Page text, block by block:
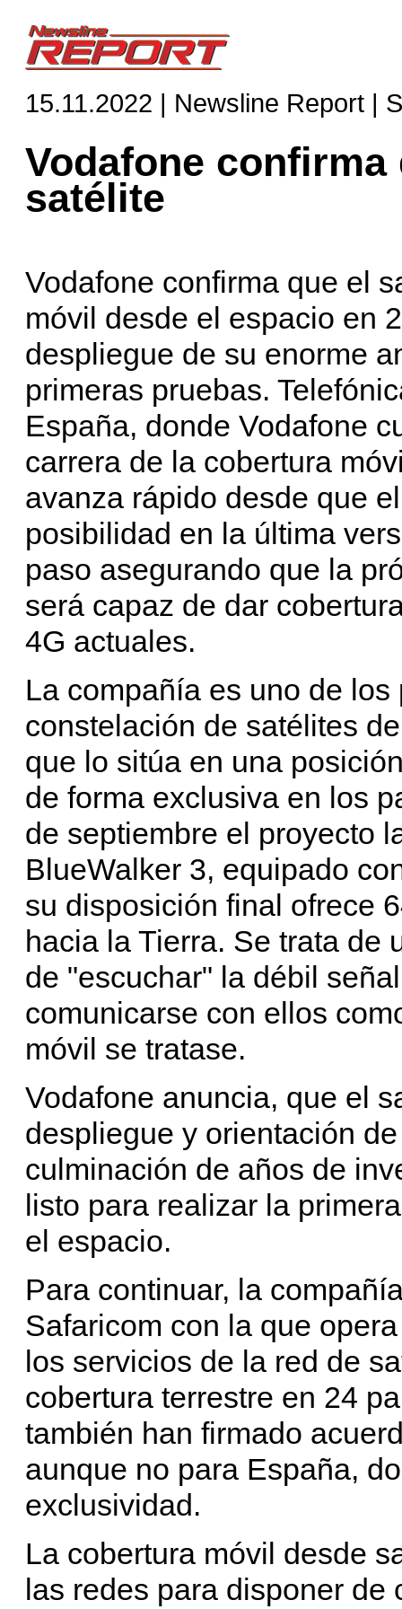
15.11.2022 | Newsline Report |
Vodafone
satélite
Vodafone confirma que el
móvil desde el espacio en
despliegue de su enorme
primeras pruebas.
España, donde Vodafone
carrera de la cobertura
avanza rápido desde que
posibilidad en la última
paso asegurando que la
será capaz de dar
4G actuales.
La compañía es uno de
constelación de satélites
que lo sitúa en una
de forma exclusiva en los
de septiembre el proyecto
BlueWalker 3, equipado
su disposición final ofrece
hacia la Tierra. Se trata de
de "escuchar" la débil
comunicarse con ellos
móvil se tratase.
Vodafone anuncia, que el
despliegue y orientación
culminación de años de
listo para realizar la
el espacio.
Para continuar, la
Safaricom con la que
los servicios de la red de
cobertura terrestre en 24
también han firmado
aunque no para España,
exclusividad.
La cobertura móvil desde
las redes para disponer de